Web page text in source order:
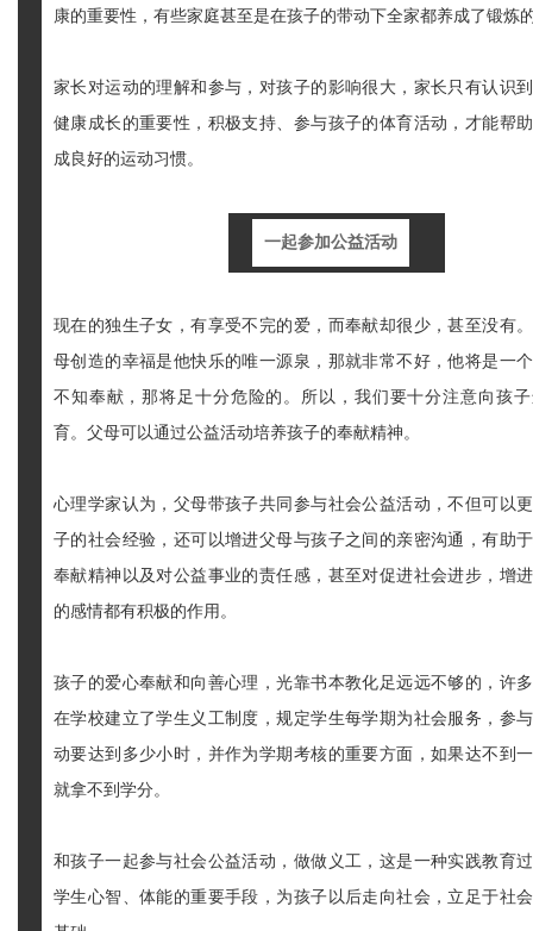
康的重要性，有些家庭甚至是在孩子的带动下全家都养成了锻炼
家长对运动的理解和参与，对孩子的影响很大，家长只有认识
健康成长的重要性，积极支持、参与孩子的体育活动，才能帮
成良好的运动习惯。
一起参加公益活动
现在的独生子女，有享受不完的爱，而奉献却很少，甚至没有
母创造的幸福是他快乐的唯一源泉，那就非常不好，他将是一
不知奉献，那将足十分危险的。所以，我们要十分注意向孩
育。父母可以通过公益活动培养孩子的奉献精神。
心理学家认为，父母带孩子共同参与社会公益活动，不但可以
子的社会经验，还可以增进父母与孩子之间的亲密沟通，有助
奉献精神以及对公益事业的责任感，甚至对促进社会进步，增
的感情都有积极的作用。
孩子的爱心奉献和向善心理，光靠书本教化足远远不够的，许
在学校建立了学生义工制度，规定学生每学期为社会服务，参
动要达到多少小时，并作为学期考核的重要方面，如果达不到
就拿不到学分。
和孩子一起参与社会公益活动，做做义工，这是一种实践教育
学生心智、体能的重要手段，为孩子以后走向社会，立足于社